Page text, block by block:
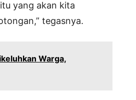
yang akan kita
tegasnya.
Warga,